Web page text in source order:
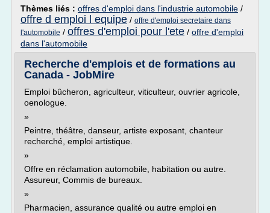
Thèmes liés : offres d'emploi dans l'industrie automobile /
offre d emploi l equipe / offre d'emploi secretaire dans
l'automobile / offres d'emploi pour l'ete / offre d'emploi
dans l'automobile
Recherche d'emplois et de formations au
Canada - JobMire
Emploi bûcheron, agriculteur, viticulteur, ouvrier agricole,
oenologue.
»
Peintre, théâtre, danseur, artiste exposant, chanteur
recherché, emploi artistique.
»
Offre en réclamation automobile, habitation ou autre.
Assureur, Commis de bureaux.
»
Pharmacien, assurance qualité ou autre emploi en